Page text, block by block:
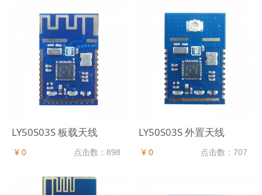
LY50S03S 板载天线
点击数：898
¥ 0
LY50S03S 外置天线
点击数：707
¥ 0